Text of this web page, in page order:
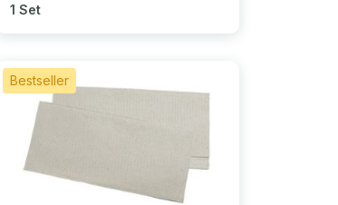
1 Set
Bestseller